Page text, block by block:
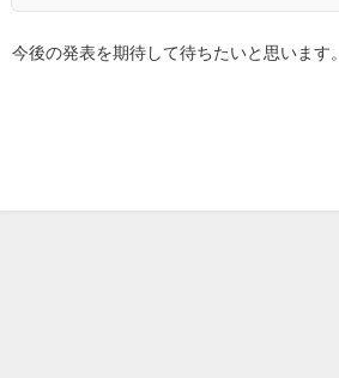
今後の発表を期待して待ちたいと思います。